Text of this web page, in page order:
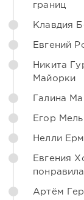
границ
Клавдия
Евгений
Никита
Майорки
Галина
Егор
Нелли
Евгения
Артём